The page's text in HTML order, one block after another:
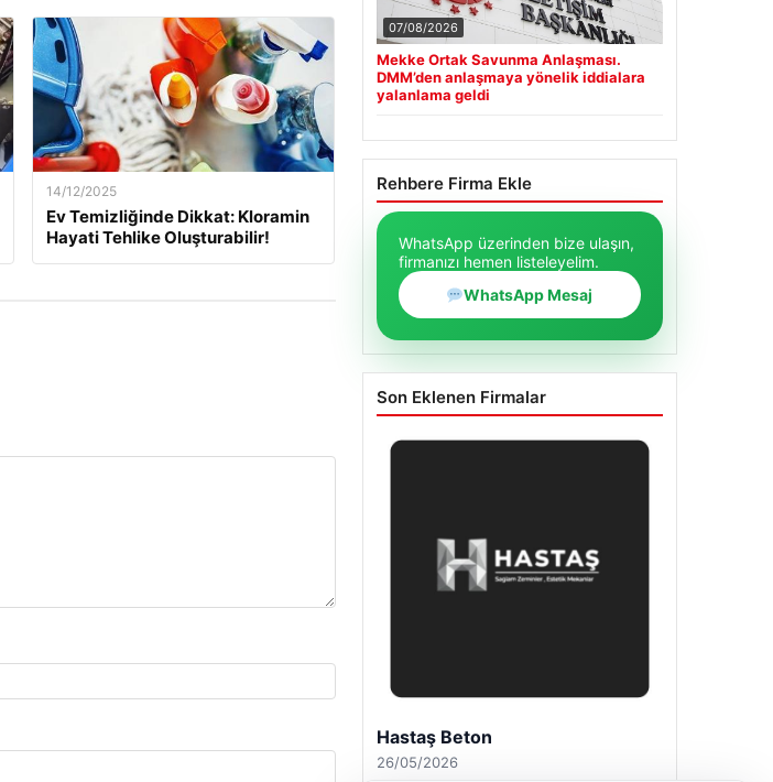
14/12/2025
Ev Temizliğinde Dikkat: Kloramin
Hayati Tehlike Oluşturabilir!
07/08/2026
Mekke Ortak Savunma Anlaşması.
DMM’den anlaşmaya yönelik iddialara
yalanlama geldi
Rehbere Firma Ekle
WhatsApp üzerinden bize ulaşın,
firmanızı hemen listeleyelim.
WhatsApp Mesaj
Son Eklenen Firmalar
Enes Kaplan Avukatlık Bürosu
28/04/2026